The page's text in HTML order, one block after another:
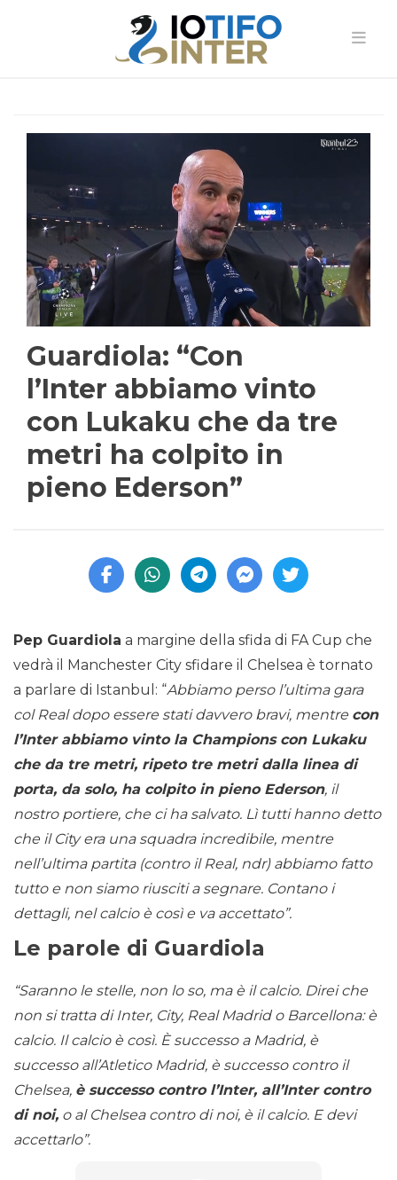
Guardiola: “Con
l’Inter abbiamo vinto
con Lukaku che da tre
metri ha colpito in
pieno Ederson”
Pep Guardiola a margine della sfida di FA Cup che
vedrà il Manchester City sfidare il Chelsea è tornato
a parlare di Istanbul: “Abbiamo perso l’ultima gara
col Real dopo essere stati davvero bravi, mentre con
l’Inter abbiamo vinto la Champions con Lukaku
che da tre metri, ripeto tre metri dalla linea di
porta, da solo, ha colpito in pieno Ederson, il
nostro portiere, che ci ha salvato. Lì tutti hanno detto
che il City era una squadra incredibile, mentre
nell’ultima partita (contro il Real, ndr) abbiamo fatto
tutto e non siamo riusciti a segnare. Contano i
dettagli, nel calcio è così e va accettato”.
Le parole di Guardiola
“Saranno le stelle, non lo so, ma è il calcio. Direi che
non si tratta di Inter, City, Real Madrid o Barcellona: è
calcio. Il calcio è così. È successo a Madrid, è
successo all’Atletico Madrid, è successo contro il
Chelsea, è successo contro l’Inter, all’Inter contro
di noi, o al Chelsea contro di noi, è il calcio. E devi
accettarlo”.